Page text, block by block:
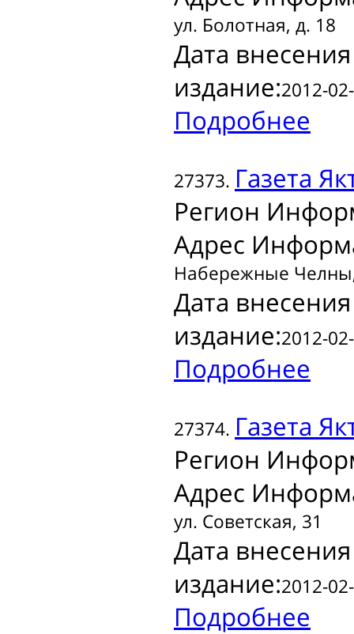
ул. Болотная, д. 18
Дата
издание:2012-
Подробнее
27373. Газета
Регион
Адрес
Набережные
Дата
издание:2012-
Подробнее
27374. Газета
Регион
Адрес
ул. Советская, 31
Дата
издание:2012-
Подробнее